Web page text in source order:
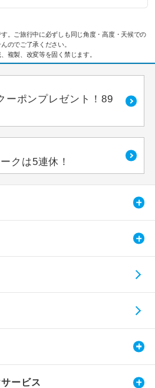
。ご旅行中に必ずしも同じ角度・高度・天候での
のでご了承ください。
複製、改変等を固く禁じます。
ーポンプレゼント！89
クは5連休！
ービス